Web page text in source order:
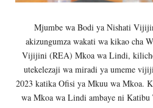
Mjumbe wa Bodi ya Nishati
akizungumza wakati wa kikao cha
Vijijini (REA) Mkoa wa Lindi,
utekelezaji wa miradi ya umeme
2023 katika Ofisi ya Mkuu wa Mkoa.
wa Mkoa wa Lindi ambaye ni Katibu